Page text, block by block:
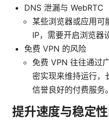
DNS 泄漏与 WebRTC
某些浏览器或应用可
IP，需要开启浏览器
免费 VPN 的风险
免费 VPN 往往通过
密实现来维持运行，
信誉良好的付费服务。
提升速度与稳定